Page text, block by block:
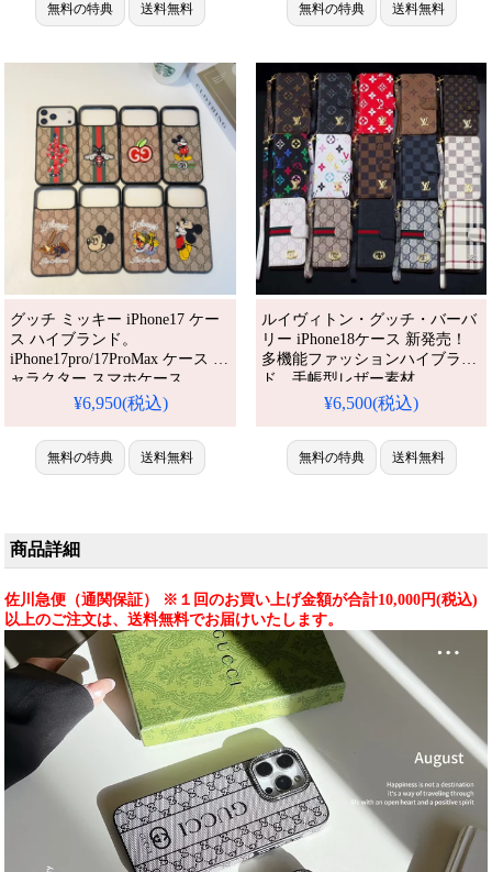
ズ レディース 人気 おすすめ
iPhone 17 プロ / プラス ケース
無料の特典 送料無料
ゲット。iPhone17pro/16promax
ケースとしても活躍間違いな
無料の特典 送料無料
グッチ ミッキー iPhone17 ケー
ス ハイブランド。
iPhone17pro/17ProMax ケース キ
ャラクター スマホケース。
gucci 蛇 蜂 アイフォン16/16pro
iPhone15/14 携帯ケース スーパ
ーコピー。人気・芸能人愛用・
かわいい。耐衝撃・防水・多機
応。
¥6,950(税込)
無料の特典 送料無料
ルイヴィトン・グッチ・バーバ
リー iPhone18ケース 新発売！
多機能ファッションハイブラン
ド、手帳型レザー素材。
iPhone16/15plus/14シリーズ全機
ブランド、耐衝撃＆防水の多機
能仕様。かわいいハイブランド
スタイルが流行り、格安で手に
¥6,500(税込)
無料の特典 送料無料
商品詳細
佐川急便（通関保証） ※１回のお買い上げ金額が合計10,000円(税込)
以上のご注文は、送料無料でお届けいたします。